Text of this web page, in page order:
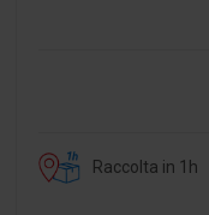
Raccolta in 1h